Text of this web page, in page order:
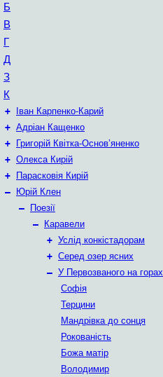
Б
В
Г
Д
З
К
+
Іван Карпенко-Карий
+ Адріан Кащенко
+
Григорій Квітка-Основ’яненко
+ Олекса Кирій
+
Парасковія Кирій
–
Юрій Клен
–
Поезії
–
Каравели
+ Услід конкістадорам
+ Серед озер ясних
– У Первозваного на горах
Софія
Терцини
Мандрівка до сонця
Рокованість
Божа матір
Володимир